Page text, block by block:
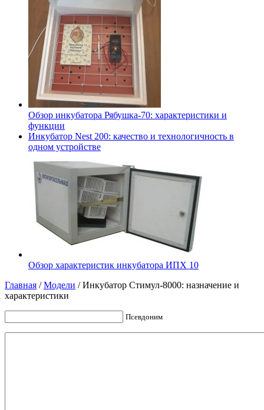
Обзор инкубатора Рябушка-70: характеристики и
функции
Инкубатор Nest 200: качество и технологичность в
одном устройстве
Обзор характеристик инкубатора ИПХ 10
Главная /Модели /Инкубатор Стимул-8000: назначение и
характеристики
Псевдоним